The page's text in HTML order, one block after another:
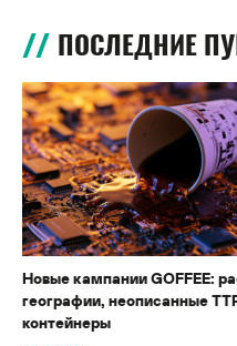
ПОСЛЕДНИЕ
Новые кампании GOFFEE:
географии, неописанные
контейнеры